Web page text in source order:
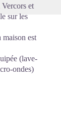
et
sur les
maison est
(lave-
ondes)